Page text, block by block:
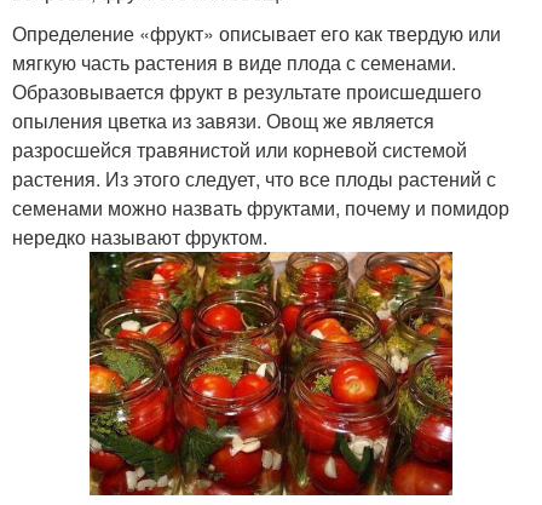
Определение «фрукт» описывает его как твердую или
мягкую часть растения в виде плода с семенами.
Образовывается фрукт в результате происшедшего
опыления цветка из завязи. Овощ же является
разросшейся травянистой или корневой системой
растения. Из этого следует, что все плоды растений с
семенами можно назвать фруктами, почему и помидор
нередко называют фруктом.